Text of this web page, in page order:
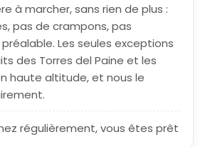
à marcher, sans rien de plus :
pas de crampons, pas
Les seules exceptions
des Torres del Paine et les
haute altitude, et nous le
régulièrement, vous êtes prêt